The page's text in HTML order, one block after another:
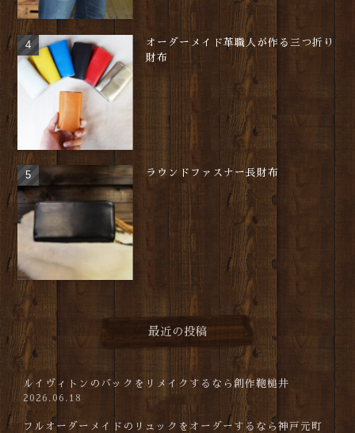
オーダーメイド革職人が作る三つ折り
財布
ラウンドファスナー長財布
最近の投稿
ルイヴィトンのバックをリメイクするなら創作鞄槌井
2026.06.18
フルオーダーメイドのリュックをオーダーするなら神戸元町